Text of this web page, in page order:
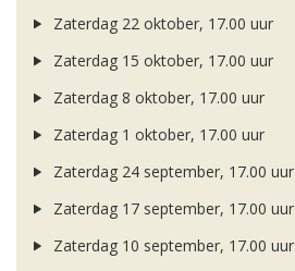
Zaterdag 22 oktober, 17.00 uur
Zaterdag 15 oktober, 17.00 uur
Zaterdag 8 oktober, 17.00 uur
Zaterdag 1 oktober, 17.00 uur
Zaterdag 24 september, 17.00 uur
Zaterdag 17 september, 17.00 uur
Zaterdag 10 september, 17.00 uur